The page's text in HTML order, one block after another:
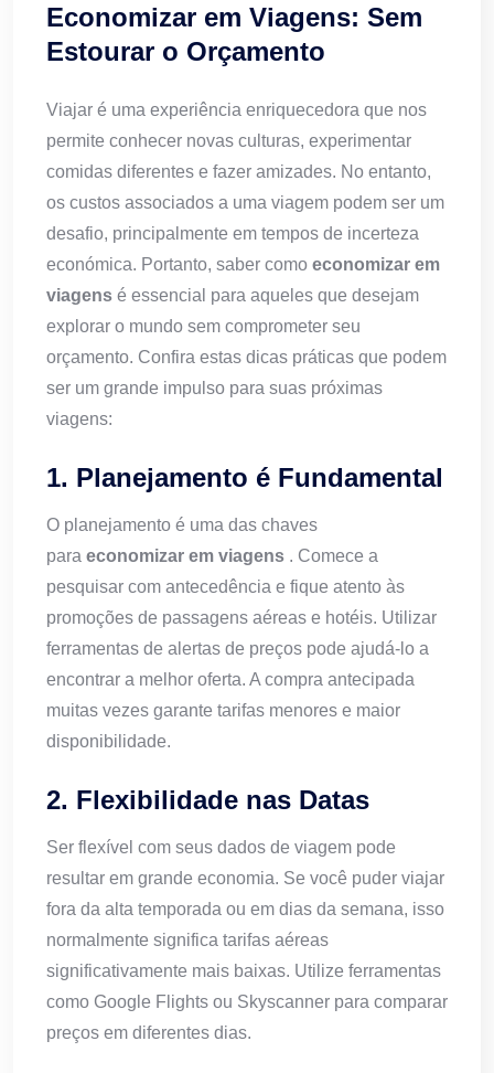
Economizar em Viagens: Sem
Estourar o Orçamento
Viajar é uma experiência enriquecedora que nos
permite conhecer novas culturas, experimentar
comidas diferentes e fazer amizades. No entanto,
os custos associados a uma viagem podem ser um
desafio, principalmente em tempos de incerteza
económica. Portanto, saber como economizar em
viagens é essencial para aqueles que desejam
explorar o mundo sem comprometer seu
orçamento. Confira estas dicas práticas que podem
ser um grande impulso para suas próximas
viagens:
1. Planejamento é Fundamental
O planejamento é uma das chaves
para economizar em viagens . Comece a
pesquisar com antecedência e fique atento às
promoções de passagens aéreas e hotéis. Utilizar
ferramentas de alertas de preços pode ajudá-lo a
encontrar a melhor oferta. A compra antecipada
muitas vezes garante tarifas menores e maior
disponibilidade.
2. Flexibilidade nas Datas
Ser flexível com seus dados de viagem pode
resultar em grande economia. Se você puder viajar
fora da alta temporada ou em dias da semana, isso
normalmente significa tarifas aéreas
significativamente mais baixas. Utilize ferramentas
como Google Flights ou Skyscanner para comparar
preços em diferentes dias.